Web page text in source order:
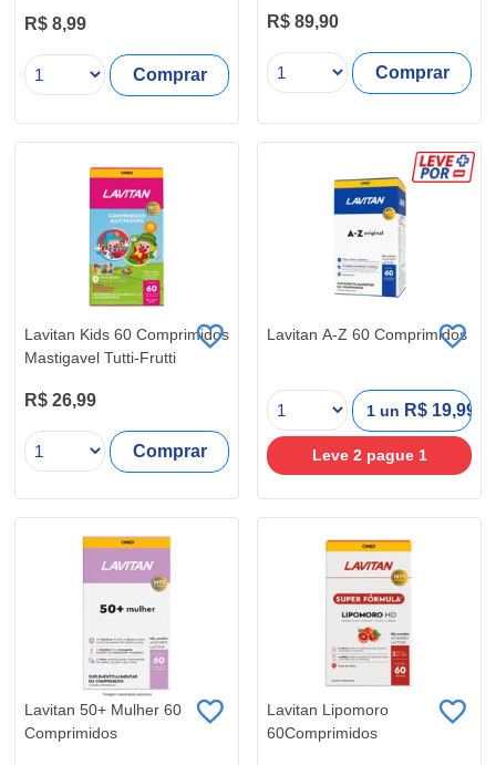
R$ 8,99
Comprar
R$ 89,90
Comprar
Lavitan Kids 60 Comprimidos
Mastigavel Tutti-Frutti
R$ 26,99
Comprar
Lavitan A-Z 60 Comprimidos
1 un R$ 19,99
Leve 2pague 1
Lavitan 50+ Mulher 60
Comprimidos
Lavitan Lipomoro
60Comprimidos